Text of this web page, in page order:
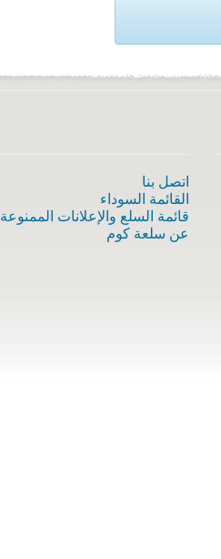
اتصل بنا
القائمة السوداء
قائمة السلع والإعلانات الممنوعة
عن سلعة كوم